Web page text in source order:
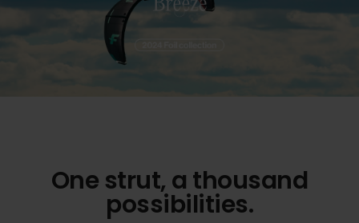
One strut, a thousand
possibilities.